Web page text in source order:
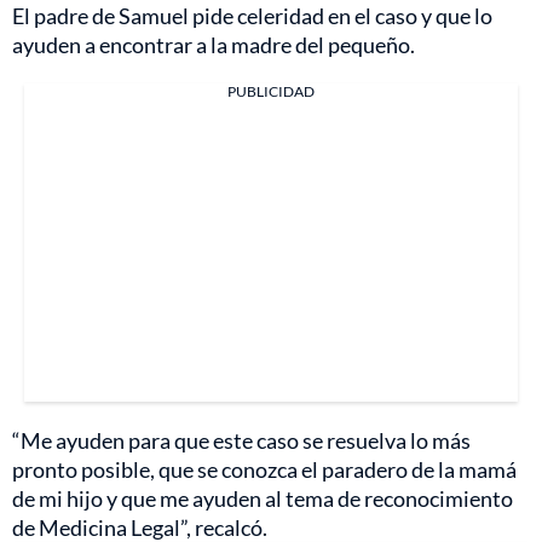
El padre de Samuel pide celeridad en el caso y que lo
ayuden a encontrar a la madre del pequeño.
PUBLICIDAD
“Me ayuden para que este caso se resuelva lo más
pronto posible, que se conozca el paradero de la mamá
de mi hijo y que me ayuden al tema de reconocimiento
de Medicina Legal”, recalcó.